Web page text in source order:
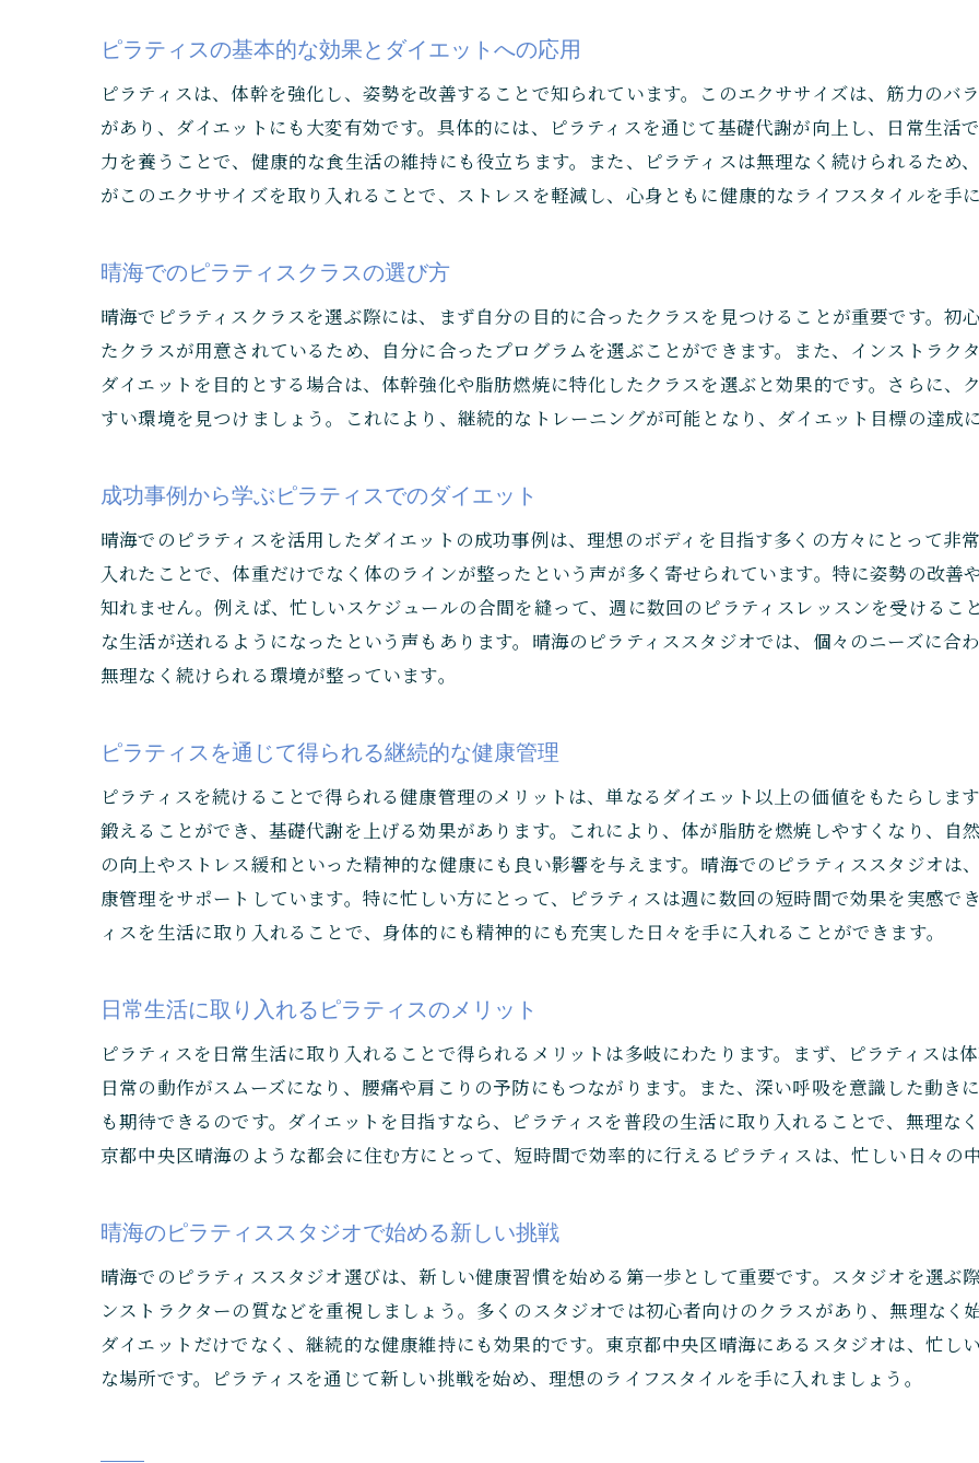
晴海のスタジオで受けられる専門的な指導
姿勢改善と筋力アップを組み合わせたトレーニング
忙しいあなたにぴったり晴海のピラティスで効率的なダイ
忙しい日々でも続けられるピラティスのポイント
限られた時間で最大の効果を得るコツ
忙しさを気にせず通える晴海のアクセスの良さ
効率的にダイエットを進めるためのピラティスプラン
晴海のアクセス良好なジムでピラティスを始めよう
初心者でも安心な晴海のピラティススタジオ
駅近のピラティスジムで始める新習慣
交通便利な立地がもたらすトレーニング効果
お気に入りのジムを見つけるためのチェックポイント
晴海のジムで実現する快適なダイエットライフ
理想のボディメイクを支えるピラティスの魅力
晴海のジムで受けられる個別指導の利便性
心身の健康を高めるピラティスの役割
健康管理の第一歩としてのピラティス習慣
晴海での健康的なライフスタイルの実現方法
産後の体を優しく整えるピラティスの方法
子連れでも通いやすい晴海のピラティススタジオ
産後の身体に必要な筋力と柔軟性の向上
産後ダイエット成功のためのピラティス活用術
口コミで人気晴海で信頼できるピラティスのジムを選ぶ
口コミが語るジム選びのポイント
信頼できるピラティスインストラクターの探し方
晴海で評判の高いスタジオを徹底解説
口コミを活用して最適なジムを見つける方法
ピラティスの基本的な効果とダイエットへの応用
ピラティスは、体幹を強化し、姿勢を改善することで知られています。このエクササイズは、筋力のバ
があり、ダイエットにも大変有効です。具体的には、ピラティスを通じて基礎代謝が向上し、日常生活
力を養うことで、健康的な食生活の維持にも役立ちます。また、ピラティスは無理なく続けられるため
がこのエクササイズを取り入れることで、ストレスを軽減し、心身ともに健康的なライフスタイルを手
晴海でのピラティスクラスの選び方
晴海でピラティスクラスを選ぶ際には、まず自分の目的に合ったクラスを見つけることが重要です。初
たクラスが用意されているため、自分に合ったプログラムを選ぶことができます。また、インストラク
ダイエットを目的とする場合は、体幹強化や脂肪燃焼に特化したクラスを選ぶと効果的です。さらに、
すい環境を見つけましょう。これにより、継続的なトレーニングが可能となり、ダイエット目標の達成
成功事例から学ぶピラティスでのダイエット
晴海でのピラティスを活用したダイエットの成功事例は、理想のボディを目指す多くの方々にとって非
入れたことで、体重だけでなく体のラインが整ったという声が多く寄せられています。特に姿勢の改善
知れません。例えば、忙しいスケジュールの合間を縫って、週に数回のピラティスレッスンを受ける
な生活が送れるようになったという声もあります。晴海のピラティススタジオでは、個々のニーズに合
無理なく続けられる環境が整っています。
ピラティスを通じて得られる継続的な健康管理
ピラティスを続けることで得られる健康管理のメリットは、単なるダイエット以上の価値をもたらしま
鍛えることができ、基礎代謝を上げる効果があります。これにより、体が脂肪を燃焼しやすくなり、自
の向上やストレス緩和といった精神的な健康にも良い影響を与えます。晴海でのピラティススタジオは
康管理をサポートしています。特に忙しい方にとって、ピラティスは週に数回の短時間で効果を実感で
ィスを生活に取り入れることで、身体的にも精神的にも充実した日々を手に入れることができます。
日常生活に取り入れるピラティスのメリット
ピラティスを日常生活に取り入れることで得られるメリットは多岐にわたります。まず、ピラティスは
日常の動作がスムーズになり、腰痛や肩こりの予防にもつながります。また、深い呼吸を意識した動き
も期待できるのです。ダイエットを目指すなら、ピラティスを普段の生活に取り入れることで、無理な
京都中央区晴海のような都会に住む方にとって、短時間で効率的に行えるピラティスは、忙しい日々の
晴海のピラティススタジオで始める新しい挑戦
晴海でのピラティススタジオ選びは、新しい健康習慣を始める第一歩として重要です。スタジオを選ぶ
ンストラクターの質などを重視しましょう。多くのスタジオでは初心者向けのクラスがあり、無理なく
ダイエットだけでなく、継続的な健康維持にも効果的です。東京都中央区晴海にあるスタジオは、忙し
な場所です。ピラティスを通じて新しい挑戦を始め、理想のライフスタイルを手に入れましょう。